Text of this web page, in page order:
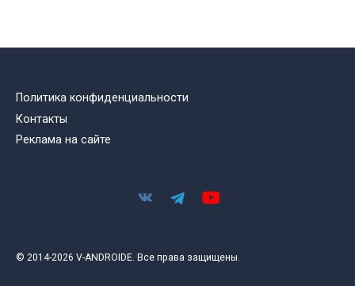
Политика конфиденциальности
Контакты
Реклама на сайте
© 2014-2026 V-ANDROIDE. Все права защищены.